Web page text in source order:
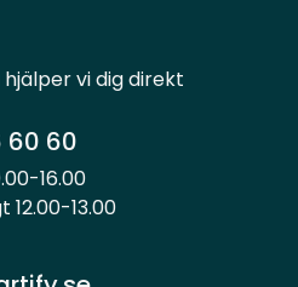
vi dig direkt
60
16.00
12.00-13.00